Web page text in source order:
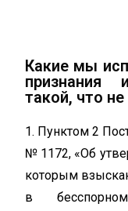
Какие мы
признания
такой, что
1. Пунктом 2
№ 1172, «Об
которым
в